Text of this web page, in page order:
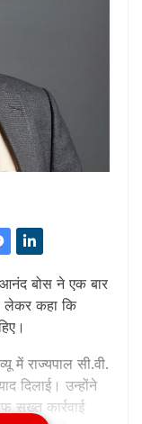
आनंद बोस ने एक बार
लेकर कहा कि
में राज्यपाल सी.वी.
दिलाई। उन्होंने
सख्त कार्रवाई